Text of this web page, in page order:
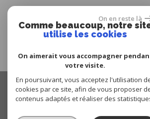
© 2026 | Tous droits réservés | Traduction
Plan du site - Mentions légales Nos honoraires
On en reste là
Comme beaucoup, notre
utilise les cookies
On aimerait vous accompagner
votre visite.
En poursuivant, vous acceptez l'utilisation
cookies par ce site, afin de vous proposer
contenus adaptés et réaliser des